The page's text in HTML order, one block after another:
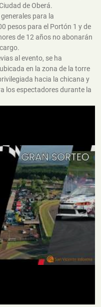
de Oberá.
para la
pesos para el Portón 1 y de
de 12 años no abonarán
al evento, se ha
en la zona de la torre
hacia la chicana y
los espectadores durante la